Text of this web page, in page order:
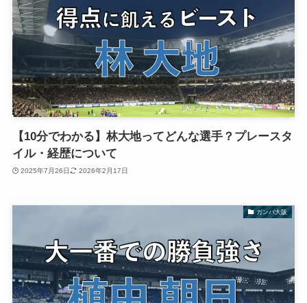
【10分でわかる】林大地ってどんな選手？プレースタ
イル・経歴について
2025年7月26日 2026年2月17日
ガンバ大阪